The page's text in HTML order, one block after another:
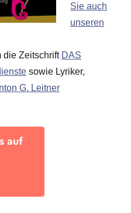
Sie auch
unseren
die Zeitschrift DAS
sowie Lyriker,
G. Leitner